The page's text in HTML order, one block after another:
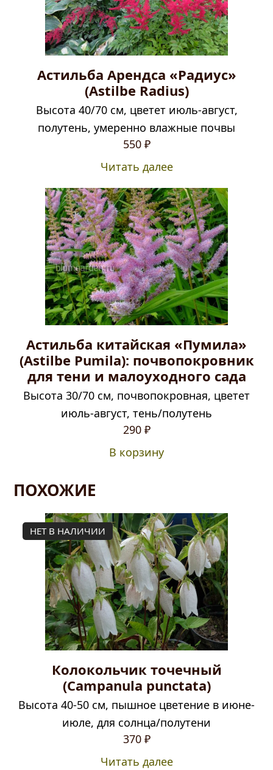
Астильба Арендса «Радиус»
(Astilbe Radius)
Высота 40/70 см, цветет июль-август,
полутень, умеренно влажные почвы
550 ₽
Читать далее
Астильба китайская «Пумила»
(Astilbe Pumila): почвопокровник
для тени и малоуходного сада
Высота 30/70 см, почвопокровная, цветет
июль-август, тень/полутень
Первоначальная
составляла
290 ₽Текущая
290 ₽.
В корзину
ПОХОЖИЕ
НЕТ В НАЛИЧИИ
Колокольчик точечный
(Campanula punctata)
Высота 40-50 см, пышное цветение в июне-
июле, для солнца/полутени
370 ₽
Читать далее